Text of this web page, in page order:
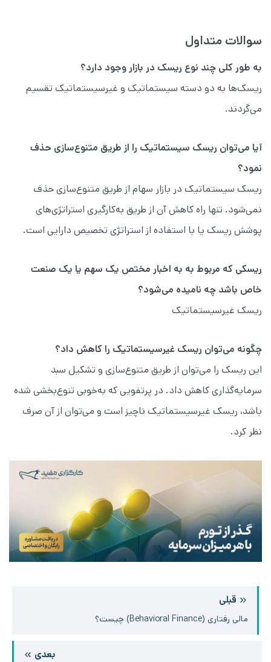
سوالات متداول
به طور کلی چند نوع ریسک در بازار وجود دارد؟
ریسک‌ها به دو دسته سیستماتیک و غیرسیستماتیک تقسیم
می‌گردند.
آیا می‌توان ریسک سیستماتیک را از طریق متنوع‌سازی حذف
نمود؟
ریسک سیستماتیک در بازار سهام از طریق متنوع‌سازی حذف
نمی‌شود. تنها راه کاهش آن از طریق به‌کارگیری استراتژی‌های
پوشش ریسک یا با استفاده از استراتژی تخصیص دارایی است.
ریسکی که مربوط به به اخبار مختص یک سهم یا یک صنعت
خاص باشد چه نامیده می‌شود؟
ریسک غیرسیستماتیک
چگونه می‌توان ریسک غیرسیستماتیک را کاهش داد؟
این ریسک را می‌توان از طریق متنوع‌سازی و تشکیل سبد
سرمایه‌گذاری کاهش داد. در پرتفویی که به‌خوبی تنوع‌بخشی شده
باشد، ریسک غیرسیستماتیک ناچیز است و می‌توان از آن صرف
نظر کرد.
قبلی
مالی رفتاری (Behavioral Finance) چیست؟
بعدی